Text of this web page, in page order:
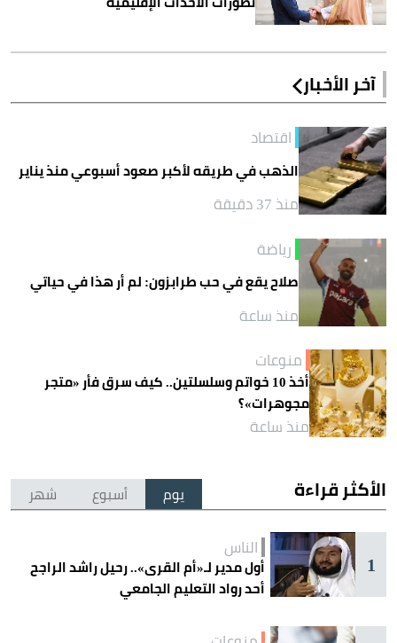
آخر الأخبار
اقتصاد
الذهب في طريقه لأكبر صعود أسبوعي منذ يناير
منذ 37 دقيقة
رياضة
صلاح يقع في حب طرابزون: لم أر هذا في حياتي
منذ ساعة
منوعات
أخذ 10 خواتم وسلسلتين.. كيف سرق فأر «متجر
مجوهرات»؟
منذ ساعة
الأكثر قراءة يوم أسبوع شهر
1
الناس
أول مدير لـ«أم القرى».. رحيل راشد الراجح
أحد رواد التعليم الجامعي